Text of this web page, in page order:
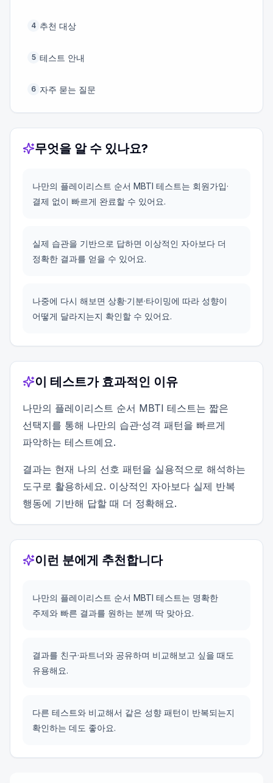
4 추천 대상
5 테스트 안내
6 자주 묻는 질문
무엇을 알 수 있나요?
나만의 플레이리스트 순서 MBTI 테스트는 회원가입·
결제 없이 빠르게 완료할 수 있어요.
실제 습관을 기반으로 답하면 이상적인 자아보다 더
정확한 결과를 얻을 수 있어요.
나중에 다시 해보면 상황·기분·타이밍에 따라 성향이
어떻게 달라지는지 확인할 수 있어요.
이 테스트가 효과적인 이유
나만의 플레이리스트 순서 MBTI 테스트는 짧은
선택지를 통해 나만의 습관·성격 패턴을 빠르게
파악하는 테스트예요.
결과는 현재 나의 선호 패턴을 실용적으로 해석하는
도구로 활용하세요. 이상적인 자아보다 실제 반복
행동에 기반해 답할 때 더 정확해요.
이런 분에게 추천합니다
나만의 플레이리스트 순서 MBTI 테스트는 명확한
주제와 빠른 결과를 원하는 분께 딱 맞아요.
결과를 친구·파트너와 공유하며 비교해보고 싶을 때도
유용해요.
다른 테스트와 비교해서 같은 성향 패턴이 반복되는지
확인하는 데도 좋아요.